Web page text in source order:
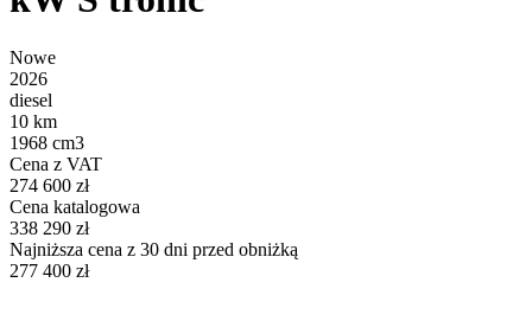
Nowe
2026
diesel
10 km
1968 cm3
Cena z VAT
274 600 zł
Cena katalogowa
338 290 zł
Najniższa cena z 30 dni przed obniżką
277 400 zł